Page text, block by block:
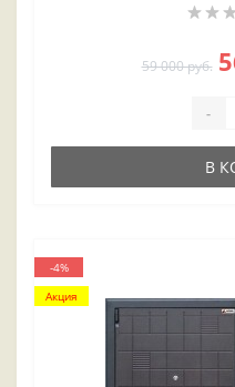
59 000 руб.
-
В
-4%
Акция